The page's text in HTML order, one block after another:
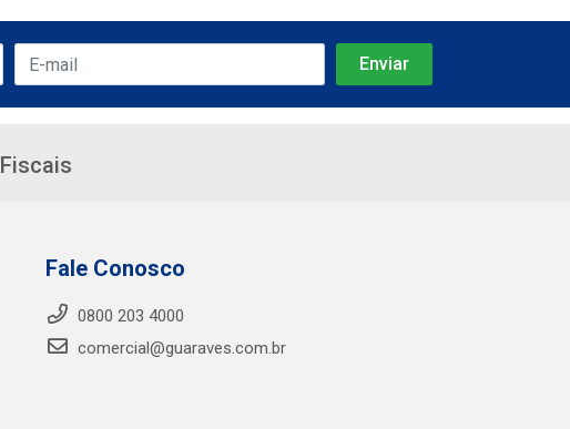
Fale Conosco
0800 203 4000
comercial@guaraves.com.br